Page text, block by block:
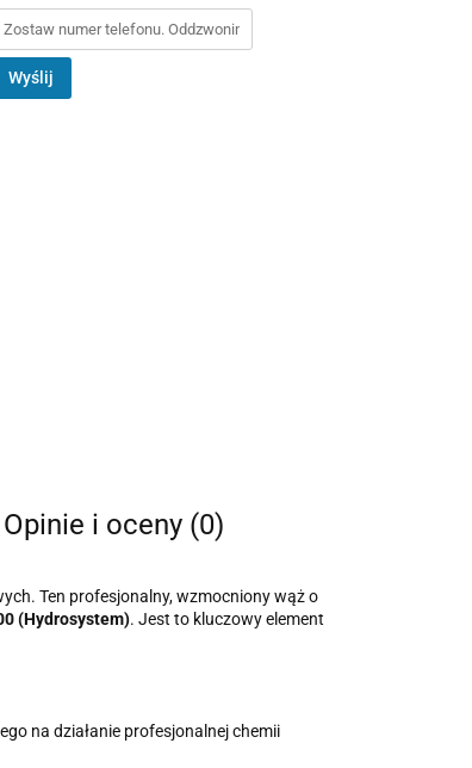
Wyślij
Opinie i oceny (0)
Ten profesjonalny, wzmocniony wąż o
(Hydrosystem). Jest to kluczowy element
na działanie profesjonalnej chemii